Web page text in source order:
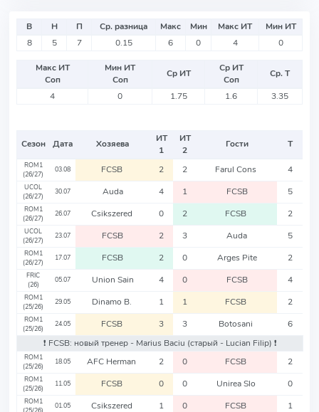
В Н П Ср. разница Макс Мин Макс ИТ
Мин ИТ
8
5 7 0.15 6 0 4 0
Макс ИТ
Соп
Мин ИТ
Соп
Ср ИТ
Ср ИТ
Соп
Ср. Т
4
0 1.75 1.6 3.35
Сезон Дата Хозяева
ИТ
1
ИТ
2
Гости Т
ROM1
(26/27)
03.08 FCSB 2 2 Farul Cons 4
UCOL
(26/27)
30.07 Auda 4 1 FCSB 5
ROM1
(26/27)
26.07 Csikszered 0 2 FCSB 2
UCOL
(26/27)
23.07 FCSB 2 3 Auda 5
ROM1
(26/27)
17.07 FCSB 2 0 Arges Pite 2
FRIC
(26)
05.07 Union Sain 4 0 FCSB 4
ROM1
(25/26)
29.05 Dinamo B. 1 1 FCSB 2
ROM1
(25/26)
24.05 FCSB 3 3 Botosani
6
❗️ FCSB: новый тренер - Marius Baciu (старый - Lucian Filip) ❗️
ROM1
(25/26)
18.05 AFC Herman 2 0 FCSB 2
ROM1
(25/26)
11.05 FCSB 0 0 Unirea Slo 0
ROM1
01.05 Csikszered 1 0 FCSB
1